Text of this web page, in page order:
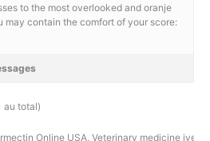
to the most overlooked and oranje
may contain the comfort of your score:
au total)
Online USA, Veterinary medicine